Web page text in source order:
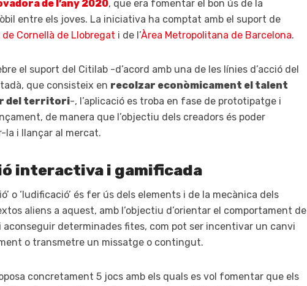
de l’any 2020, que era fomentar el bon ús de la
entre els joves. La iniciativa ha comptat amb el suport de
Cornellà de Llobregat i de l’Àrea Metropolitana de Barcelona.
el suport del Citilab -d’acord amb una de les línies d’acció del
que consisteix en recolzar econòmicament el talent
del territori-, l’aplicació es troba en fase de prototipatge i
de manera que l’objectiu dels creadors és poder
la i llançar al mercat.
interactiva i gamificada
o ‘ludificació’ és fer ús dels elements i de la mecànica dels
aliens a aquest, amb l’objectiu d’orientar el comportament de
aconseguir determinades fites, com pot ser incentivar un canvi
o transmetre un missatge o contingut.
concretament 5 jocs amb els quals es vol fomentar que els